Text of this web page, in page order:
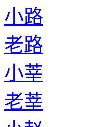
小路
老路
小莘
老莘